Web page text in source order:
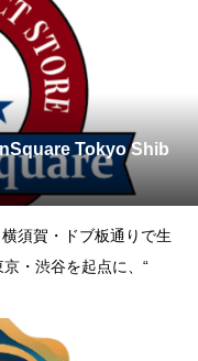
Tokyo Shib
須賀・ドブ板通りで生
・渋谷を起点に、“